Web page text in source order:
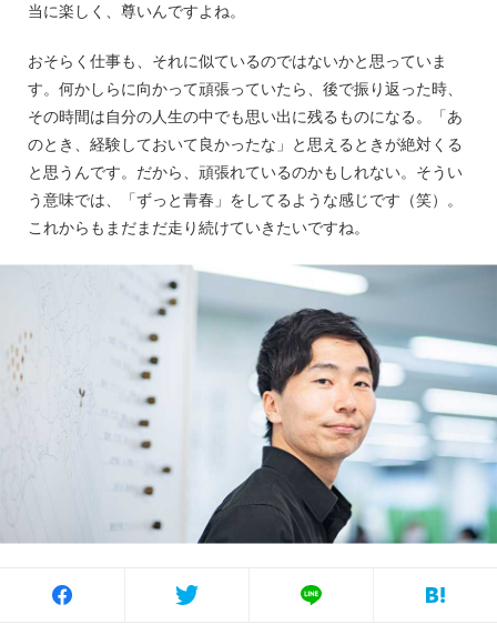
当に楽しく、尊いんですよね。
おそらく仕事も、それに似ているのではないかと思っていま
す。何かしらに向かって頑張っていたら、後で振り返った時、
その時間は自分の人生の中でも思い出に残るものになる。「あ
のとき、経験しておいて良かったな」と思えるときが絶対くる
と思うんです。だから、頑張れているのかもしれない。そうい
う意味では、「ずっと青春」をしてるような感じです（笑）。
これからもまだまだ走り続けていきたいですね。